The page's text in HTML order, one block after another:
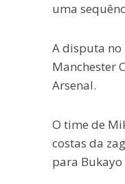
uma
A disputa no
Manchester
Arsenal.
O time de
costas da
para Bukayo